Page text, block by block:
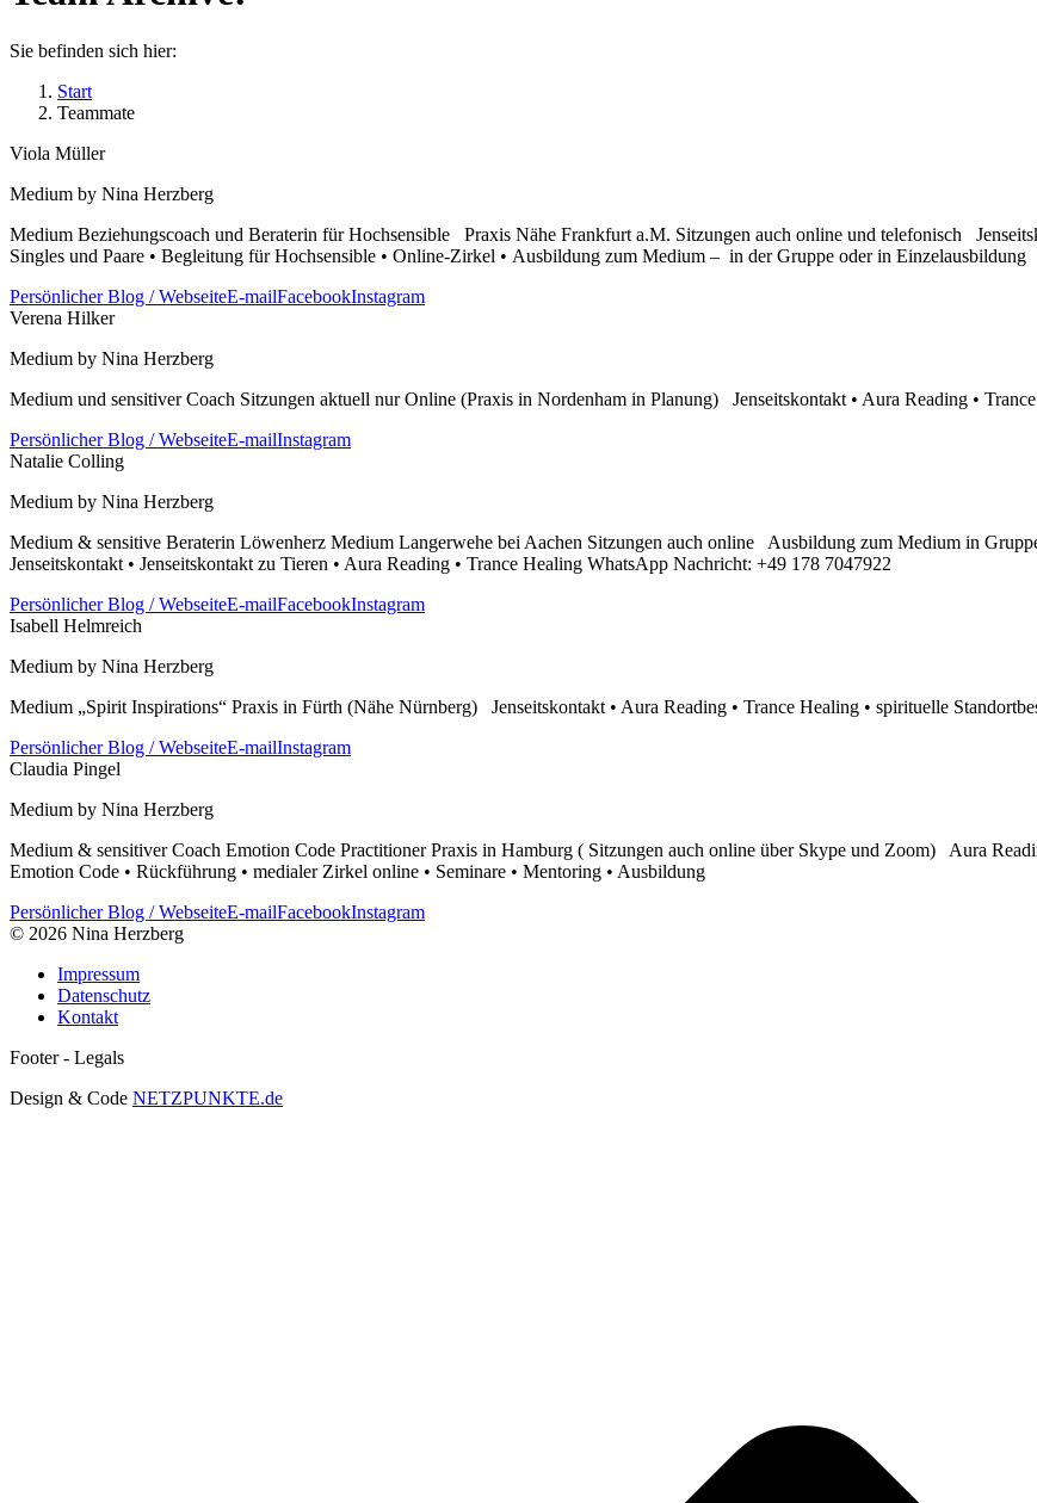
Sie befinden sich hier:
Start
Teammate
Viola Müller
Medium by Nina Herzberg
Medium Beziehungscoach und Beraterin für Hochsensible Praxis Nähe Frankfurt a.M. Sitzungen auch online und telefonisch
Singles und Paare • Begleitung für Hochsensible • Online-Zirkel • Ausbildung zum Medium – in der Gruppe oder in Einzelausbildung
Persönlicher Blog / WebseiteE-mailFacebookInstagram
Verena Hilker
Medium by Nina Herzberg
Medium und sensitiver Coach Sitzungen aktuell nur Online (Praxis in Nordenham in Planung) Jenseitskontakt • Aura Reading •
Persönlicher Blog / WebseiteE-mailInstagram
Natalie Colling
Medium by Nina Herzberg
Medium & sensitive Beraterin Löwenherz Medium Langerwehe bei Aachen Sitzungen auch online Ausbildung zum Medium in
Jenseitskontakt • Jenseitskontakt zu Tieren • Aura Reading • Trance Healing WhatsApp Nachricht: +49 178 7047922
Persönlicher Blog / WebseiteE-mailFacebookInstagram
Isabell Helmreich
Medium by Nina Herzberg
Medium „Spirit Inspirations“ Praxis in Fürth (Nähe Nürnberg) Jenseitskontakt • Aura Reading • Trance Healing • spirituelle
Persönlicher Blog / WebseiteE-mailInstagram
Claudia Pingel
Medium by Nina Herzberg
Medium & sensitiver Coach Emotion Code Practitioner Praxis in Hamburg ( Sitzungen auch online über Skype und Zoom) Aura
Emotion Code • Rückführung • medialer Zirkel online • Seminare • Mentoring • Ausbildung
Persönlicher Blog / WebseiteE-mailFacebookInstagram
© 2026 Nina Herzberg
Impressum
Datenschutz
Kontakt
Footer - Legals
Design & Code NETZPUNKTE.de